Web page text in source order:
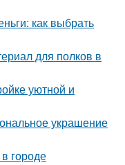
как выбрать
для полков в
уютной и
украшение
городе